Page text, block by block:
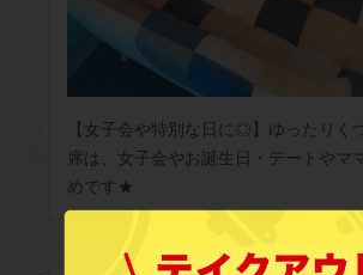
【女子会や特別な日に◎】ゆったりく
席は、女子会やお誕生日・デートやマ
めです★
この店舗情報をシェアす